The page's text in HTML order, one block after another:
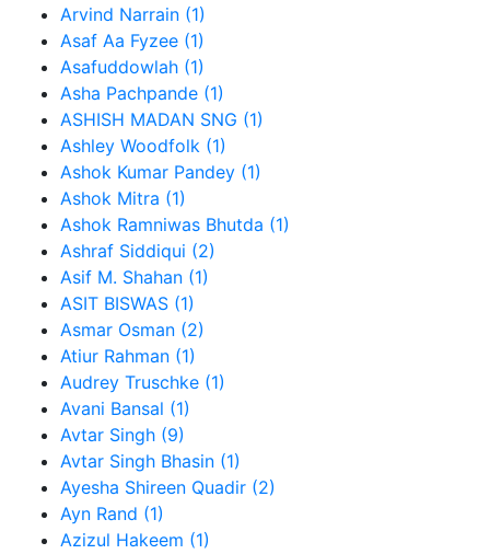
Arvind Narrain (1)
Asaf Aa Fyzee (1)
Asafuddowlah (1)
Asha Pachpande (1)
ASHISH MADAN SNG (1)
Ashley Woodfolk (1)
Ashok Kumar Pandey (1)
Ashok Mitra (1)
Ashok Ramniwas Bhutda (1)
Ashraf Siddiqui (2)
Asif M. Shahan (1)
ASIT BISWAS (1)
Asmar Osman (2)
Atiur Rahman (1)
Audrey Truschke (1)
Avani Bansal (1)
Avtar Singh (9)
Avtar Singh Bhasin (1)
Ayesha Shireen Quadir (2)
Ayn Rand (1)
Azizul Hakeem (1)